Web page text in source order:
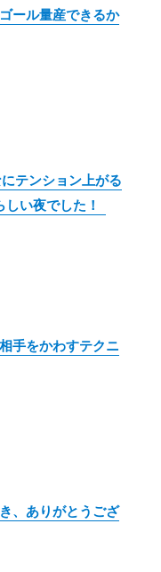
ール量産できるか
テンション上がる
い夜でした！
手をかわすテクニ
、ありがとうござ